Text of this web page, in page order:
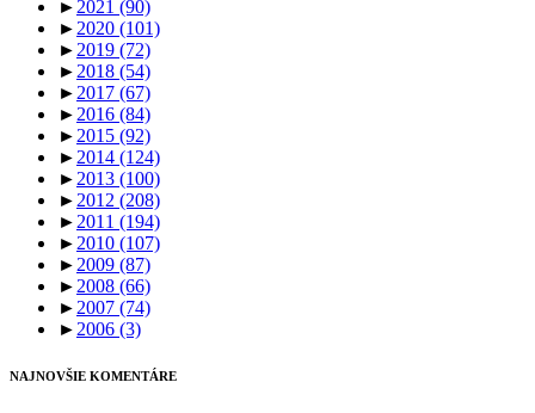
► 2021 (90)
► 2020 (101)
► 2019 (72)
► 2018 (54)
► 2017 (67)
► 2016 (84)
► 2015 (92)
► 2014 (124)
► 2013 (100)
► 2012 (208)
► 2011 (194)
► 2010 (107)
► 2009 (87)
► 2008 (66)
► 2007 (74)
► 2006 (3)
NAJNOVŠIE KOMENTÁRE